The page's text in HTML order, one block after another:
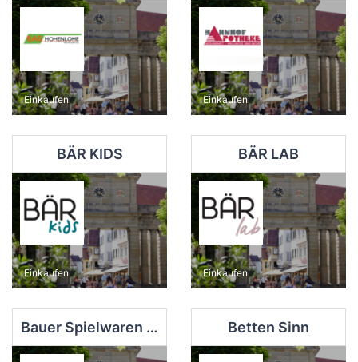
Einkaufen Einkaufen
BÄR KIDS
Einkaufen
BÄR LAB
Einkaufen
Bauer Spielwaren Modellbahnen Babyartikel Betten Sinn